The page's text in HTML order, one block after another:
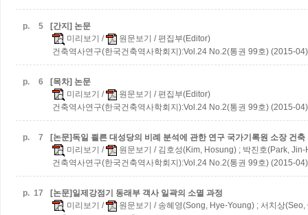
p. 5
[간지] 논문
미리보기 / 원문보기 / 편집부(Editor)
건축역사연구(한국건축역사학회지):Vol.24 No.2(통권 99호) (2015-04)
p. 6
[목차] 논문
미리보기 / 원문보기 / 편집부(Editor)
건축역사연구(한국건축역사학회지):Vol.24 No.2(통권 99호) (2015-04)
p. 7 [논문]독일 쾰른 대성당의 비례 분석에 관한 연구 국가기록원 소장 건
미리보기 / 원문보기 / 김호성(Kim, Hosung) ; 박진호(Park,
건축역사연구(한국건축역사학회지):Vol.24 No.2(통권 99호) (2015-04)
p. 17
[논문]일제강점기 동래부 객사 일곽의 소멸 과정
미리보기 / 원문보기 / 송혜영(Song, Hye-Young) ; 서치상